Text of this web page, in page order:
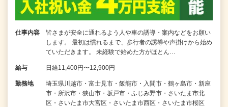
仕事内容
皆さまが安全に通れるよう人や車の誘導・案内などをお願い
します。 最初は慣れるまで、歩行者の誘導や声掛けから始め
ていただきます。 未経験で始めた方がほとん…
給与 日給11,400円〜12,900円
勤務地
埼玉県川越市・富士見市・飯能市・入間市・鶴ヶ島市・新座
市・所沢市・狭山市・坂戸市・ふじみ野市・さいたま市北
区・さいたま市大宮区・さいたま市西区・さいたま市桜区